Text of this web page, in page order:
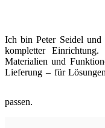
Ich bin Peter Seidel
kompletter
Materialien und
Lieferung – für
passen.